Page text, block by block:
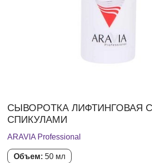
СЫВОРОТКА ЛИФТИНГОВАЯ
СПИКУЛАМИ
ARAVIA Professional
Объем: 50 мл